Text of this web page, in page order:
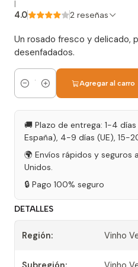
4.0 2 reseñas
Un rosado fresco y delicado,
desenfadados.
Cantidad
Agregar al carro
🚚 Plazo de entrega: 1-4
España), 4-9 días (UE), 15-
🌍 Envíos rápidos y seguros
Unidos.
🔒 Pago 100% seguro
DETALLES
Región: Vinho